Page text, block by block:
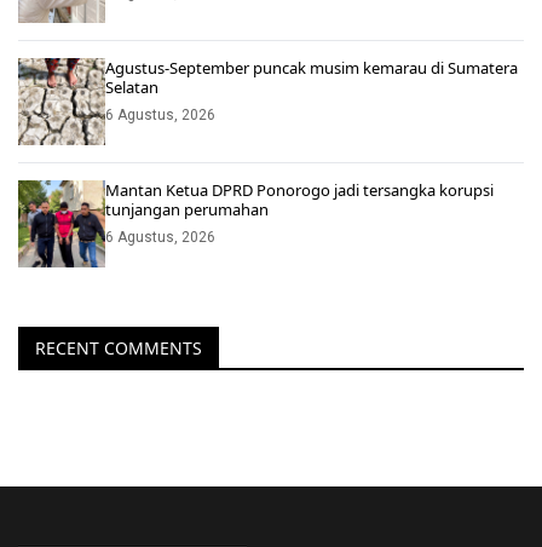
Agustus-September puncak musim kemarau di Sumatera
Selatan
6 Agustus, 2026
Mantan Ketua DPRD Ponorogo jadi tersangka korupsi
tunjangan perumahan
6 Agustus, 2026
RECENT COMMENTS